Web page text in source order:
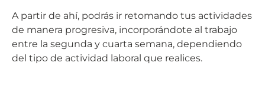
A partir de ahí, podrás ir retomando tus actividades
de manera progresiva, incorporándote al trabajo
entre la segunda y cuarta semana, dependiendo
del tipo de actividad laboral que realices.